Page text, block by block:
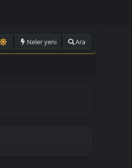
Neler yeni Ara